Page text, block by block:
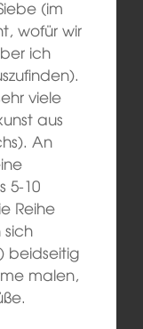
(im
wofür wir
ich
viele
aus
An
5-10
Reihe
sich
beidseitig
malen,